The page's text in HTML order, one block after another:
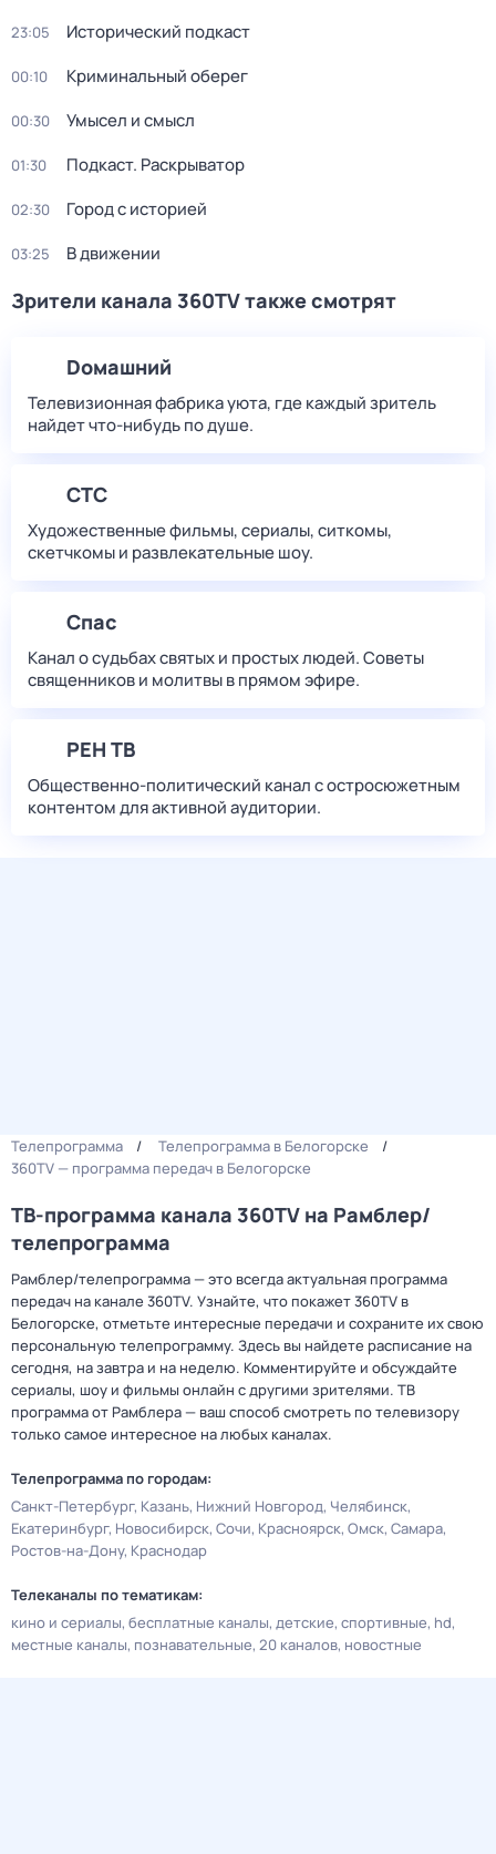
23:05 Исторический подкаст
00:10 Криминальный оберег
00:30 Умысел и смысл
01:30 Подкаст. Раскрыватор
02:30 Город с историей
03:25 В движении
Зрители канала 360TV также смотрят
Dомашний
Телевизионная фабрика уюта, где каждый зритель
найдет что‑нибудь по душе.
СТС
Художественные фильмы, сериалы, ситкомы,
скетчкомы и развлекательные шоу.
Спас
Канал о судьбах святых и простых людей. Советы
священников и молитвы в прямом эфире.
РЕН ТВ
Общественно-политический канал с остросюжетным
контентом для активной аудитории.
Телепрограмма
Телепрограмма в Белогорске
360TV — программа передач в Белогорске
ТВ-программа канала 360TV на Рамблер/
телепрограмма
Рамблер/телепрограмма — это всегда актуальная программа
передач на канале 360TV. Узнайте, что покажет 360TV в
Белогорске, отметьте интересные передачи и сохраните их свою
персональную телепрограмму. Здесь вы найдете расписание на
сегодня, на завтра и на неделю. Комментируйте и обсуждайте
сериалы, шоу и фильмы онлайн с другими зрителями. ТВ
программа от Рамблера — ваш способ смотреть по телевизору
только самое интересное на любых каналах.
Телепрограмма по городам:
Санкт-Петербург Казань Нижний Новгород Челябинск
Екатеринбург Новосибирск Сочи Красноярск Омск Самара
Ростов-на-Дону Краснодар
Телеканалы по тематикам:
кино и сериалы бесплатные каналы детские спортивные hd
местные каналы познавательные 20 каналов новостные